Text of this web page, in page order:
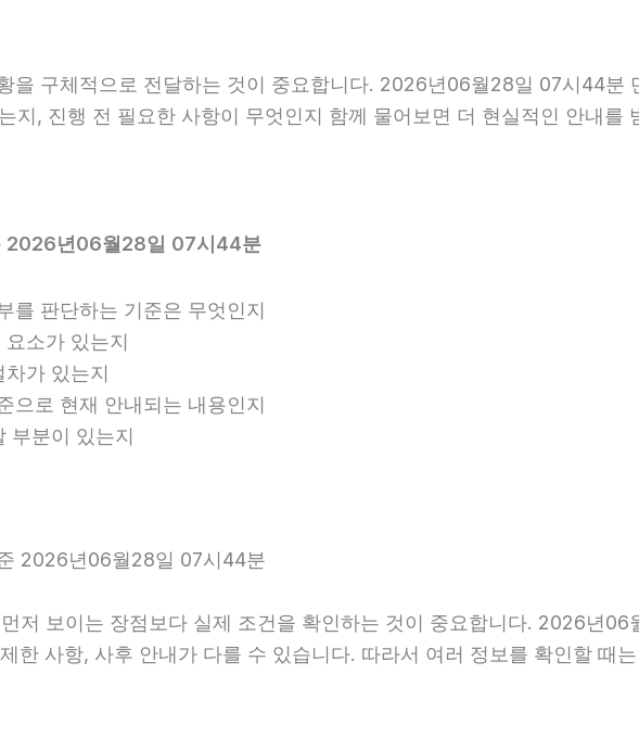
을 구체적으로 전달하는 것이 중요합니다. 2026년06월28일 07시44분
지, 진행 전 필요한 사항이 무엇인지 함께 물어보면 더 현실적인 안내를
2026년06월28일 07시44분
를 판단하는 기준은 무엇인지
소가 있는지
가 있는지
로 현재 안내되는 내용인지
부분이 있는지
2026년06월28일 07시44분
저 보이는 장점보다 실제 조건을 확인하는 것이 중요합니다. 2026년
한 사항, 사후 안내가 다를 수 있습니다. 따라서 여러 정보를 확인할 때